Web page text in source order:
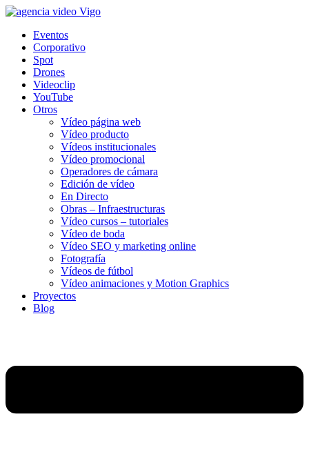
Eventos
Corporativo
Spot
Drones
Videoclip
YouTube
Otros
Vídeo página web
Vídeo producto
Vídeos institucionales
Vídeo promocional
Operadores de cámara
Edición de vídeo
En Directo
Obras – Infraestructuras
Vídeo cursos – tutoriales
Vídeo de boda
Vídeo SEO y marketing online
Fotografía
Vídeos de fútbol
Vídeo animaciones y Motion Graphics
Proyectos
Blog